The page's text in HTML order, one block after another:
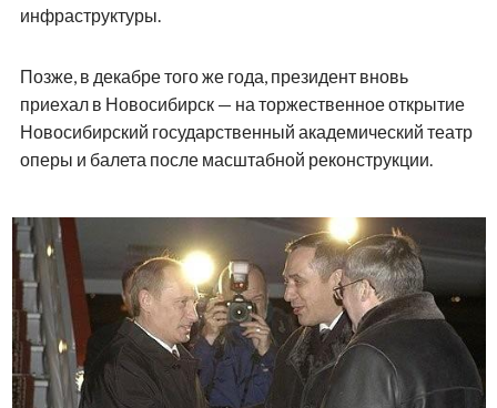
инфраструктуры.
Позже, в декабре того же года, президент вновь
приехал в Новосибирск — на торжественное открытие
Новосибирский государственный академический театр
оперы и балета после масштабной реконструкции.